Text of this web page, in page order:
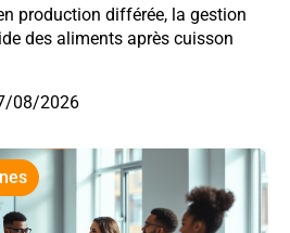
production différée, la gestion
des aliments après cuisson
08/2026